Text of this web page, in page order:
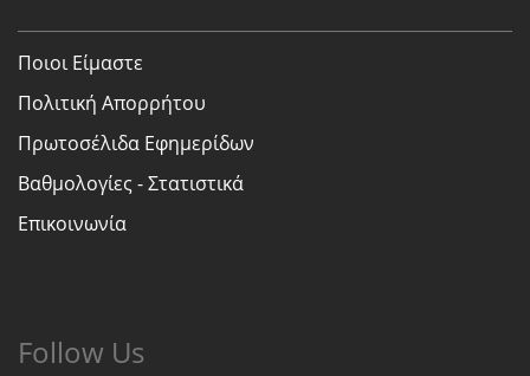
Ποιοι Είμαστε
Πολιτική Απορρήτου
Πρωτοσέλιδα Εφημερίδων
Βαθμολογίες - Στατιστικά
Επικοινωνία
Follow Us